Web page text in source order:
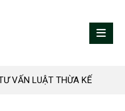
VẤN LUẬT THỪA KẾ